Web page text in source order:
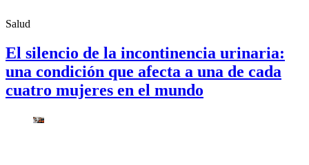
Salud
El silencio de la incontinencia urinaria:
una condición que afecta a una de cada
cuatro mujeres en el mundo